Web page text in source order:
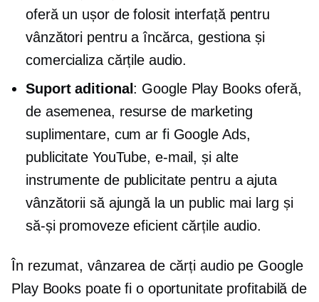
oferă un ușor de folositinterfață pentru
vânzători pentru a încărca, gestiona și
comercializa cărțile audio.
Suport aditional : Google Play Books oferă,
de asemenea, resurse de marketing
suplimentare, cum ar fi Google Ads,
publicitate YouTube, e-mail, și alte
instrumente de publicitate pentru a ajuta
vânzătorii să ajungă la un public mai larg și
să-și promoveze eficient cărțile audio.
În rezumat, vânzarea de cărți audio pe Google
Play Books poate fi o oportunitate profitabilă de